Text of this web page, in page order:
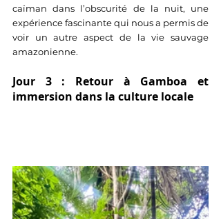
caïman dans l’obscurité de la nuit, une
expérience fascinante qui nous a permis de
voir un autre aspect de la vie sauvage
amazonienne.
Jour 3 : Retour à Gamboa et
immersion dans la culture locale